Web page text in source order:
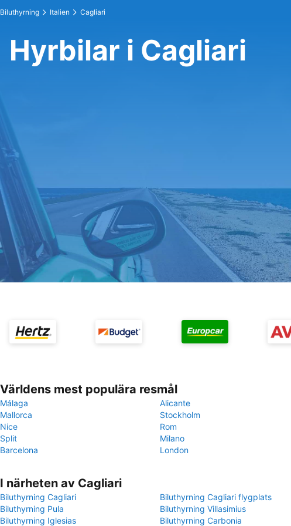
Biluthyrning Italien Cagliari
Hyrbilar i Cagliari
Världens mest populära resmål
Málaga
Alicante
Mallorca
Stockholm
Nice
Rom
Split
Milano
Barcelona
London
I närheten av Cagliari
Biluthyrning Cagliari
Biluthyrning Cagliari flygplats
Biluthyrning Pula
Biluthyrning Villasimius
Biluthyrning Iglesias
Biluthyrning Carbonia